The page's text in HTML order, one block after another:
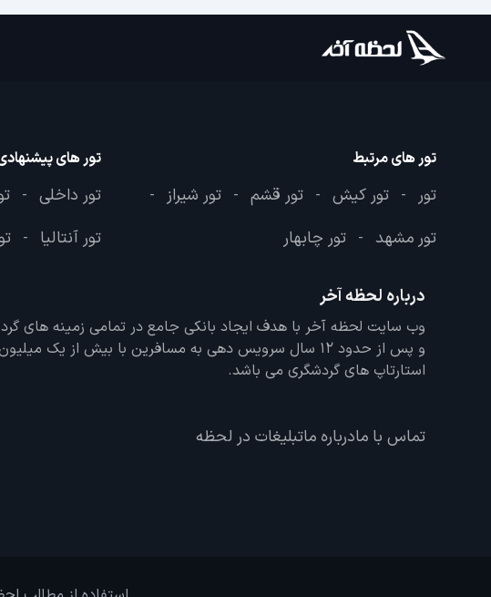
تور های مرتبط
تور - تور کیش - تور قشم - تور شیراز -
تور مشهد - تور چابهار
تور های
تور داخلی -
تور آنتالیا -
درباره لحظه آخر
و پس از حدود 12 سال سرویس دهی به مسافرین با بیش از یک
استارتاپ های گردشگری می باشد.
تماس با مادرباره ماتبلیغات در لحظه